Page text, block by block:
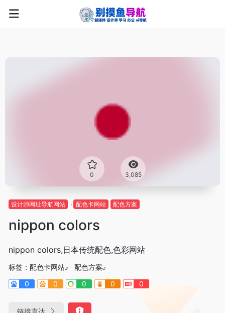
0 3,085
设计师网址导航网站 配色卡网站 配色方案
nippon colors
nippon colors,日本传统配色,色彩网站
标签： 配色卡网站
配色方案
0
0 0 0 0
链接直达